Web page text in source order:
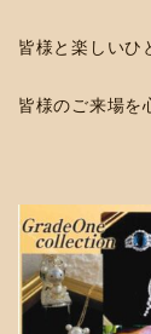
皆様と楽しいひ
皆様のご来場を